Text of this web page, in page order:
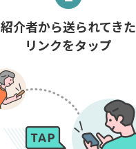
紹介者から送られてきた
リンクをタップ